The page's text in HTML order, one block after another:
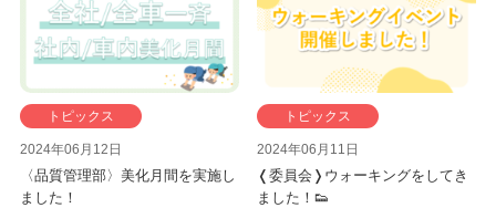
トピックス
2024年06月12日
〈品質管理部〉美化月間を実施し
ました！
トピックス
2024年06月11日
❬委員会❭ウォーキングをしてき
ました！👟